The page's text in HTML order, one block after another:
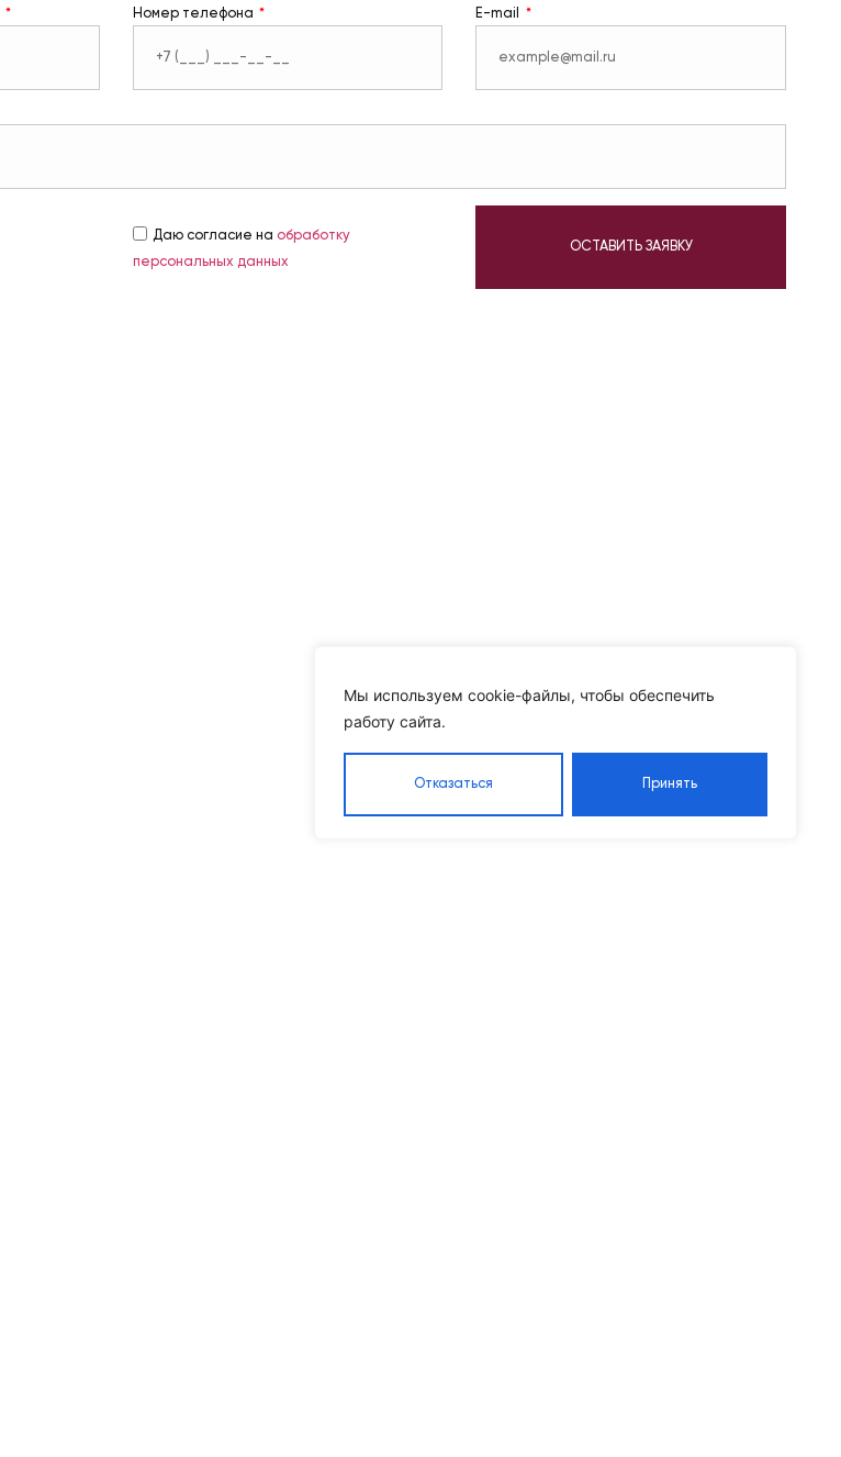
Мы используем cookie-файлы, чтобы обеспечить
работу сайта.
Отказаться Принять
Номер телефона E-mail
Даю согласие на обработку
персональных данных
ОСТАВИТЬ ЗАЯВКУ